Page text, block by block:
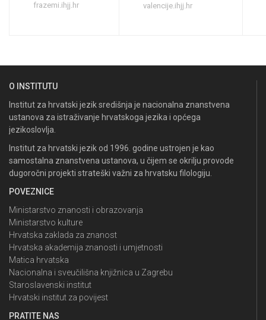
frazemi.ihjj.hr valencije.ihjj.hr
O INSTITUTU
Institut za hrvatski jezik središnja je nacionalna znanstvena
ustanova za istraživanje hrvatskoga jezika i općega
jezikoslovlja.
Institut za hrvatski jezik od 1996. godine ustrojen je kao
samostalna znanstvena ustanova, u čijem se okrilju provode
dugoročni projekti strateški važni za hrvatsku filologiju.
POVEZNICE
Ministarstvo znanosti i obrazovanja
Ministarstvo kulture
Hrvatska zaklada za znanost
Hrvatska akademija znanosti i umjetnosti
Matica hrvatska
Nacionalna i sveučilišna knjižnica u Zagrebu
Staroslavenski institut
Hrvatski institut za povijest
PRATITE NAS